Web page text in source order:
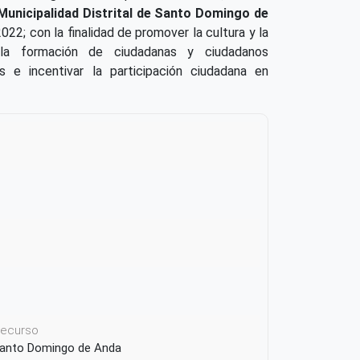
Distrital de Santo Domingo de
con la finalidad de promover la cultura y la
formación de ciudadanas y ciudadanos
e incentivar la participación ciudadana en
Domingo de Anda